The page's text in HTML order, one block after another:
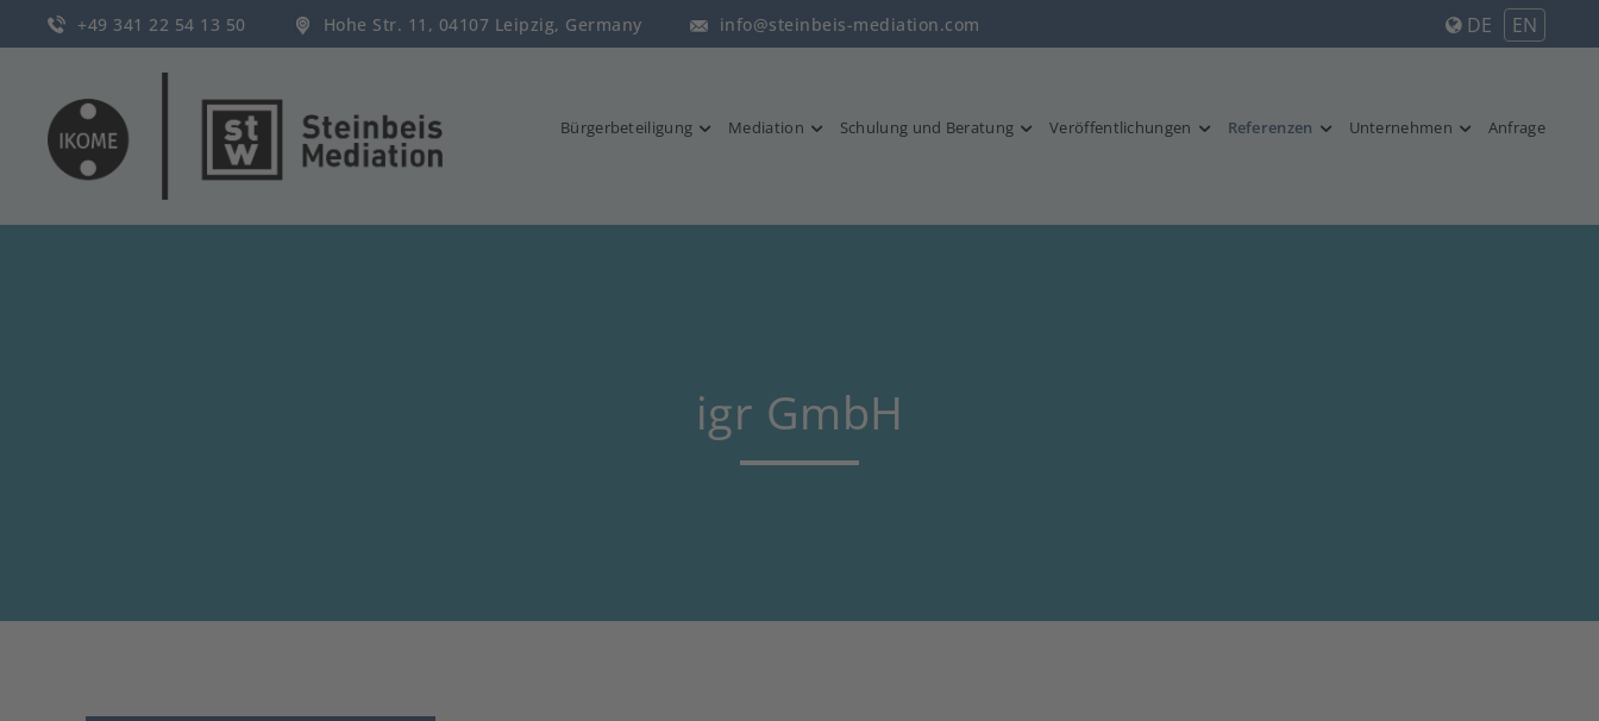
+49 341 22 54 13 50 Hohe Str. 11, 04107 Leipzig, Germany info@steinbeis-mediation.com DE EN
Bürgerbeteiligung Mediation Schulung und Beratung Veröffentlichungen Referenzen Unternehmen Anfrage
igr GmbH